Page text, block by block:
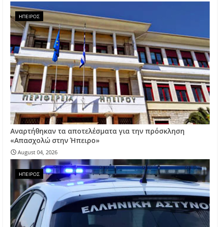
ΗΠΕΙΡΟΣ
Αναρτήθηκαν τα αποτελέσματα για την πρόσκληση
«Απασχολώ στην Ήπειρο»
August 04, 2026
ΗΠΕΙΡΟΣ